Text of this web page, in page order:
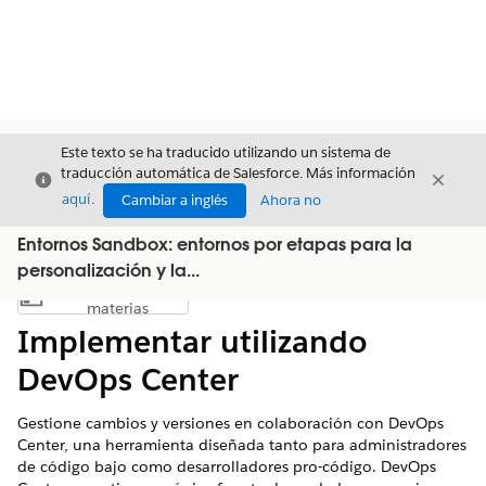
Cerrar
Este texto se ha traducido utilizando un sistema de
traducción automática de Salesforce. Más información
aquí. Cambiar a inglés Ahora no
Cerrar
Entornos Sandbox: entornos por etapas para la
personalización y la...
Mostrar índice de materias
materias
Implementar utilizando
DevOps Center
Gestione cambios y versiones en colaboración con DevOps
Center, una herramienta diseñada tanto para administradores
de código bajo como desarrolladores pro-código. DevOps